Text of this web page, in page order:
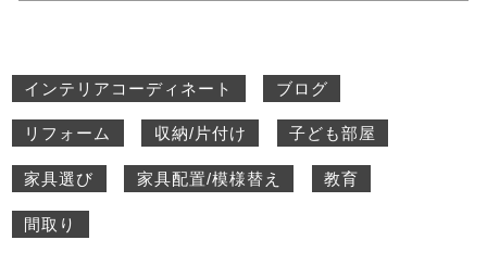
インテリアコーディネート ブログ
リフォーム 収納/片付け 子ども部屋
家具選び 家具配置/模様替え 教育
間取り